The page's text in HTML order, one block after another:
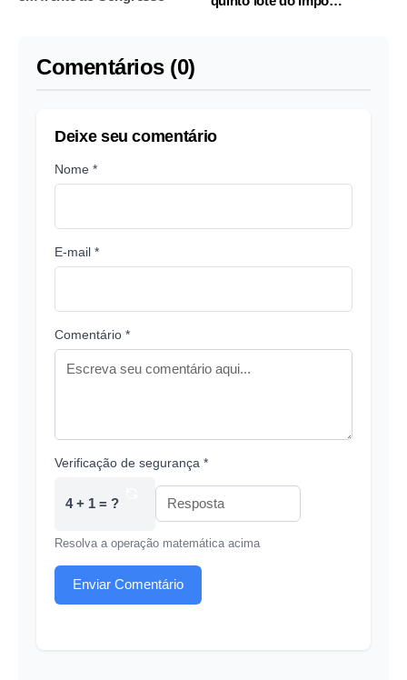
Comentários (0)
Deixe seu comentário
Nome *
E-mail *
Comentário *
Verificação de segurança *
4 + 1 = ?
Resolva a operação matemática acima
Enviar Comentário